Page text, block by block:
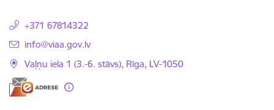
+371 67814322
E-pasts:
info@viaa.gov.lv
Vaļņu iela 1 (3.-6. stāvs), Rīga, LV-1050